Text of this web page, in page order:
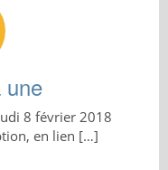
une
8 février 2018
en lien […]